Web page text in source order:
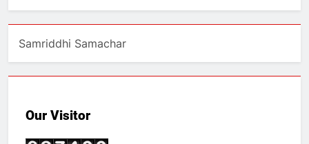
Samriddhi Samachar
Our Visitor